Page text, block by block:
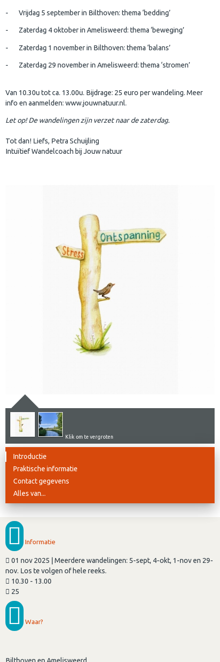
-Vrijdag 5 september in Bilthoven: thema ‘bedding’
- Zaterdag 4 oktober in Amelisweerd: thema ‘beweging’
- Zaterdag 1 november in Bilthoven: thema ‘balans’
- Zaterdag 29 november in Amelisweerd: thema ‘stromen’
Van 10.30u tot ca. 13.00u. Bijdrage: 25 euro per wandeling. Meer
info en aanmelden: www.jouwnatuur.nl.
Let op! De wandelingen zijn verzet naar de zaterdag.
Tot dan! Liefs, Petra Schuijling
Intuïtief Wandelcoach bij Jouw natuur
Klik om te vergroten
Introductie
Praktische informatie
Contact gegevens
Alles van...
Informatie
01 nov 2025 | Meerdere wandelingen: 5-sept, 4-okt, 1-nov en 29-
nov. Los te volgen of hele reeks.
10.30 - 13.00
25
Waar?
Bilthoven en Amelisweerd